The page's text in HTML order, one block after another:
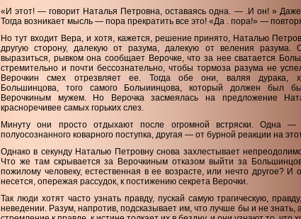
«И этот! — говорит Наталья Петровна, оставаясь одна. — .И он! »
Тогда возникает мысль — пора прекратить все это! «Да . пора!» —
Но тут входит Вера, и хотя, кажется, решение принято, Наталью
другую сторону, далекую от разума, далекую от веления разума.
выразиться, рывком она сообщает Верочке, что за нее сватается
стремительно и почти бессознательно, чтобы тормоза разума не
Верочкин смех отрезвляет ее. Тогда обе они, валяя дурака,
Большинцова, того самого Болыиинцова, который должен был
Верочкиным мужем. Но Верочка засмеялась на предложение
красноречивее самых горьких слез.
Минуту они просто отдыхают после огромной встряски. Одна —
полуосознанного коварного поступка, другая — от бурной реакции на
Однако в секунду Наталью Петровну снова захлестывает
Что же там скрывается за Верочкиным отказом выйти за
пожилому человеку, естественная в ее возрасте, или нечто другое? И
несется, опережая рассудок, к постижению секрета Верочки.
Так люди хотят часто узнать правду, пускай самую трагическую,
неведении. Разум, напротив, подсказывает им, что лучше бы и не знать,